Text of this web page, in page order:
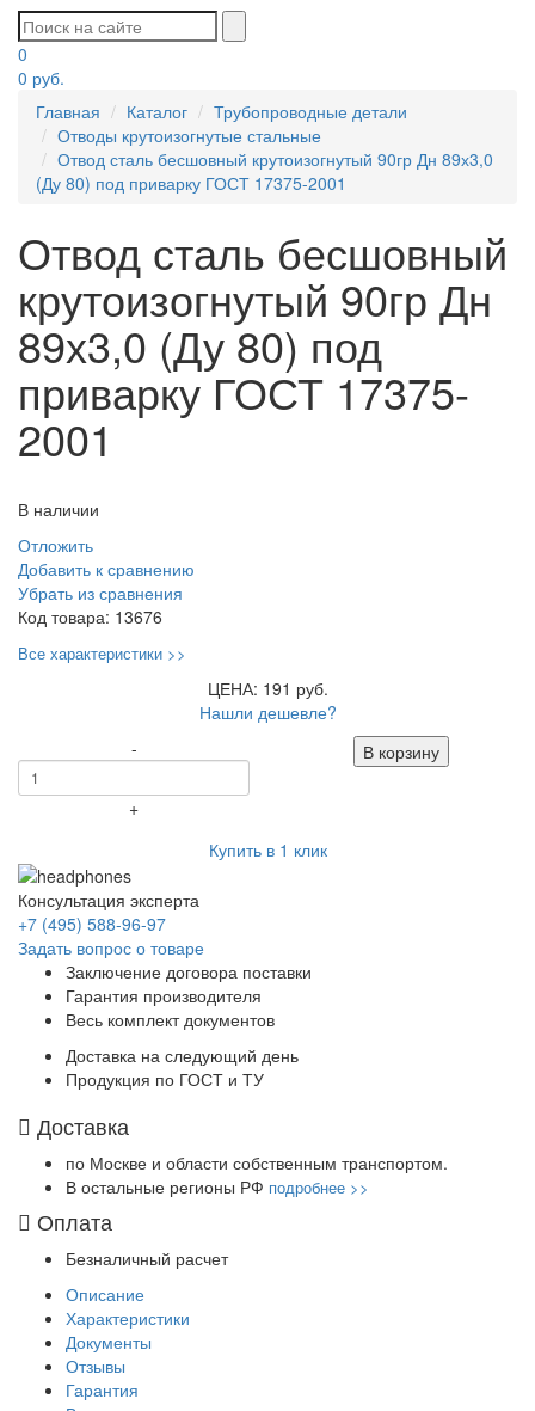
0
0 руб.
Главная
Каталог
Трубопроводные детали
Отводы крутоизогнутые стальные
Отвод сталь бесшовный крутоизогнутый 90гр Дн 89х3,0
(Ду 80) под приварку ГОСТ 17375-2001
Отвод сталь бесшовный
крутоизогнутый 90гр Дн
89х3,0 (Ду 80) под
приварку ГОСТ 17375-
2001
В наличии
Отложить
Добавить к сравнению
Убрать из сравнения
Код товара: 13676
Все характеристики >>
ЦЕНА: 191 руб.
Нашли дешевле?
-
+
В корзину
Купить в 1 клик
Консультация эксперта
+7 (495) 588-96-97
Задать вопрос о товаре
Заключение договора поставки
Гарантия производителя
Весь комплект документов
Доставка на следующий день
Продукция по ГОСТ и ТУ
Доставка
по Москве и области собственным транспортом.
В остальные регионы РФ подробнее >>
Оплата
Безналичный расчет
Описание
Характеристики
Документы
Отзывы
Гарантия